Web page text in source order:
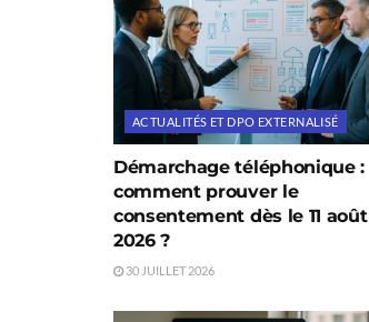
ACTUALITÉS ET DPO EXTERNALISÉ
Démarchage téléphonique :
comment prouver le
consentement dès le 11 août
2026 ?
30 JUILLET 2026